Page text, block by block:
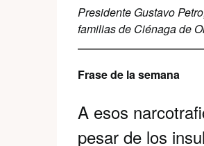
Presidente Gustavo
familias de Ciénaga de
Frase de la semana
A esos
pesar de los